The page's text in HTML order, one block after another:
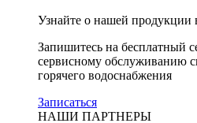
Узнайте о нашей продукции
Запишитесь на бесплатный
сервисному обслуживанию
горячего водоснабжения
Записаться
НАШИ ПАРТНЕРЫ